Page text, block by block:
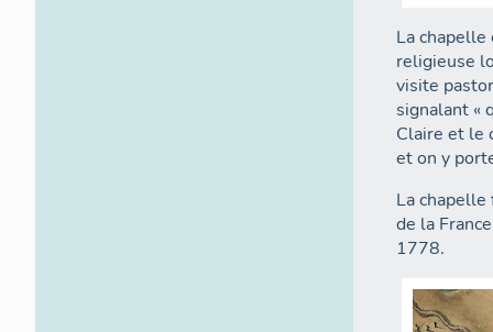
La
religieuse
visite
signalant «
Claire et le
et on y
La
de la
1778.